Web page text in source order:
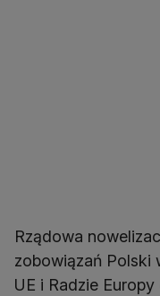
Rządowa
zobowiązań Polski
UE i Radzie